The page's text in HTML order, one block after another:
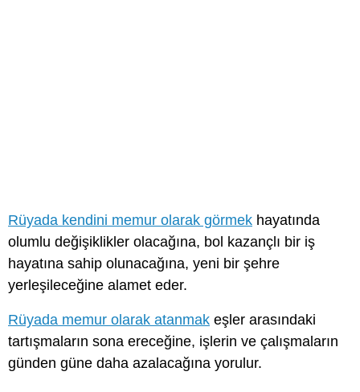
Rüyada kendini memur olarak görmek hayatında
olumlu değişiklikler olacağına, bol kazançlı bir iş
hayatına sahip olunacağına, yeni bir şehre
yerleşileceğine alamet eder.
Rüyada memur olarak atanmak eşler arasındaki
tartışmaların sona ereceğine, işlerin ve çalışmaların
günden güne daha azalacağına yorulur.